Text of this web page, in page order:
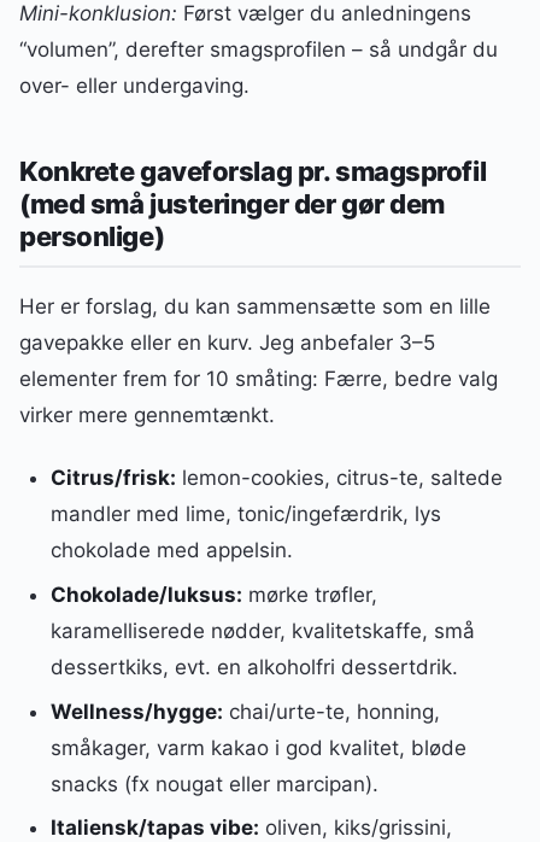
Mini-konklusion: Først vælger du anledningens
“volumen”, derefter smagsprofilen – så undgår du
over- eller undergaving.
Konkrete gaveforslag pr. smagsprofil
(med små justeringer der gør dem
personlige)
Her er forslag, du kan sammensætte som en lille
gavepakke eller en kurv. Jeg anbefaler 3–5
elementer frem for 10 småting: Færre, bedre valg
virker mere gennemtænkt.
Citrus/frisk: lemon-cookies, citrus-te, saltede
mandler med lime, tonic/ingefærdrik, lys
chokolade med appelsin.
Chokolade/luksus: mørke trøfler,
karamelliserede nødder, kvalitetskaffe, små
dessertkiks, evt. en alkoholfri dessertdrik.
Wellness/hygge: chai/urte-te, honning,
småkager, varm kakao i god kvalitet, bløde
snacks (fx nougat eller marcipan).
Italiensk/tapas vibe: oliven, kiks/grissini,